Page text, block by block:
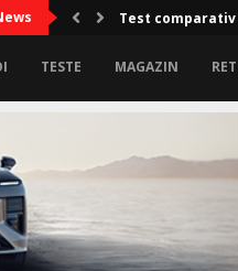
Test comparativ
TESTE MAGAZIN